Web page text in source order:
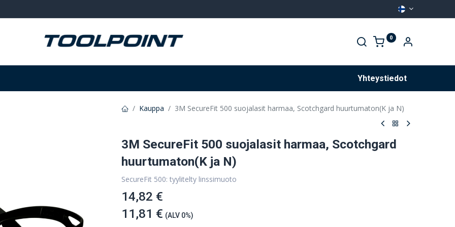
0
Yhteystiedot
Kauppa 3M SecureFit 500 suojalasit harmaa, Scotchgard huurtumaton(K ja N)
3M SecureFit 500 suojalasit harmaa, Scotchgard
huurtumaton(K ja N)
SecureFit 500: tyylitelty linssimuoto
14,82 €
11,81 € (ALV 0%)